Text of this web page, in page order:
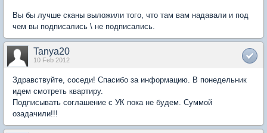
Вы бы лучше сканы выложили того, что там вам надавали и под
чем вы подписались \ не подписались.
Tanya20
10 Feb 2012
Здравствуйте, соседи! Спасибо за информацию. В понедельник
идем смотреть квартиру.
Подписывать соглашение с УК пока не будем. Суммой
озадачили!!!